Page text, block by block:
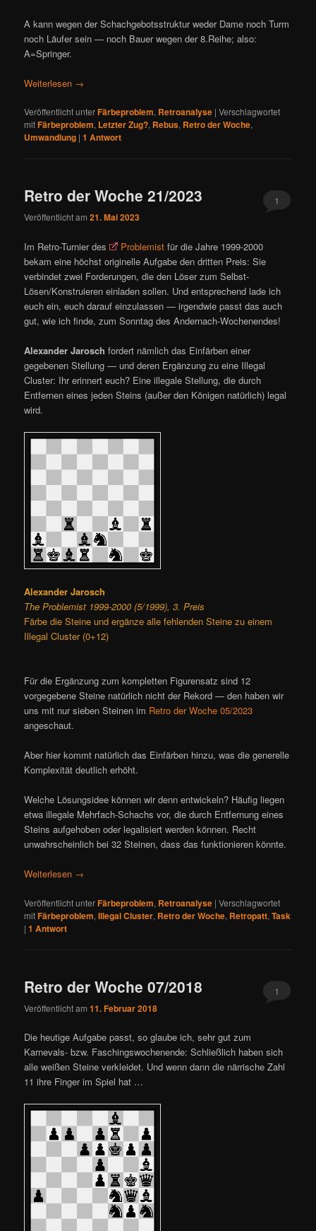
A kann wegen der Schachgebotsstruktur weder Dame noch Turm
noch Läufer sein — noch Bauer wegen der 8.Reihe; also:
A=Springer.
Weiterlesen →
Veröffentlicht unterFärbeproblem, Retroanalyse |Verschlagwortet
mitFärbeproblem, Letzter Zug?, Rebus, Retro der Woche,
Umwandlung |1 Antwort
Retro der Woche 21/2023
Veröffentlicht am21. Mai 2023
1
Im Retro-Turnier des Problemist für die Jahre 1999-2000
bekam eine höchst originelle Aufgabe den dritten Preis: Sie
verbindet zwei Forderungen, die den Löser zum Selbst-
Lösen/Konstruieren einladen sollen. Und entsprechend lade ich
euch ein, euch darauf einzulassen — irgendwie passt das auch
gut, wie ich finde, zum Sonntag des Andernach-Wochenendes!
Alexander Jarosch fordert nämlich das Einfärben einer
gegebenen Stellung — und deren Ergänzung zu eine Illegal
Cluster: Ihr erinnert euch? Eine illegale Stellung, die durch
Entfernen eines jeden Steins (außer den Königen natürlich) legal
wird.
Alexander Jarosch
The Problemist 1999-2000 (5/1999), 3. Preis
Färbe die Steine und ergänze alle fehlenden Steine zu einem
Illegal Cluster (0+12)
Für die Ergänzung zum kompletten Figurensatz sind 12
vorgegebene Steine natürlich nicht der Rekord — den haben wir
uns mit nur sieben Steinen im Retro der Woche 05/2023
angeschaut.
Aber hier kommt natürlich das Einfärben hinzu, was die generelle
Komplexität deutlich erhöht.
Welche Lösungsidee können wir denn entwickeln? Häufig liegen
etwa illegale Mehrfach-Schachs vor, die durch Entfernung eines
Steins aufgehoben oder legalisiert werden können. Recht
unwahrscheinlich bei 32 Steinen, dass das funktionieren könnte.
Weiterlesen →
Veröffentlicht unterFärbeproblem, Retroanalyse |Verschlagwortet
mitFärbeproblem,Illegal Cluster, Retro der Woche, Retropatt,Task
|1 Antwort
Retro der Woche 07/2018
Veröffentlicht am11. Februar 2018
1
Die heutige Aufgabe passt, so glaube ich, sehr gut zum
Karnevals- bzw. Faschingswochenende: Schließlich haben sich
alle weißen Steine verkleidet. Und wenn dann die närrische Zahl
11 ihre Finger im Spiel hat …